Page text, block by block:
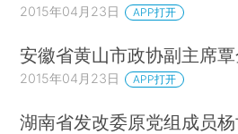
2015年04月23日 APP打开
安徽省黄山市政协副主席
2015年04月23日 APP打开
湖南省发改委原党组成员